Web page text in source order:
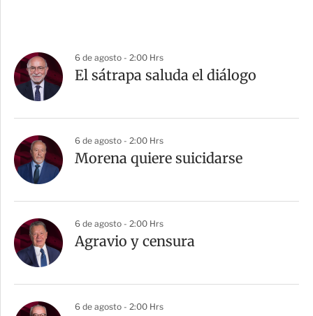
6 de agosto - 2:00 Hrs
El sátrapa saluda el diálogo
6 de agosto - 2:00 Hrs
Morena quiere suicidarse
6 de agosto - 2:00 Hrs
Agravio y censura
6 de agosto - 2:00 Hrs